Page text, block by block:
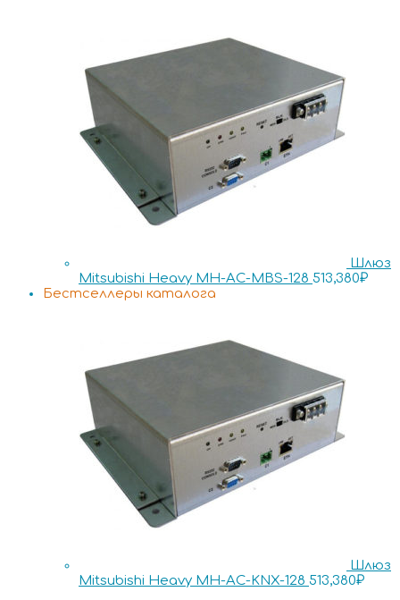
Шлюз
Mitsubishi Heavy MH-AC-MBS-128 513,380₽
Бестселлеры каталога
Шлюз
Mitsubishi Heavy MH-AC-KNX-128 513,380₽